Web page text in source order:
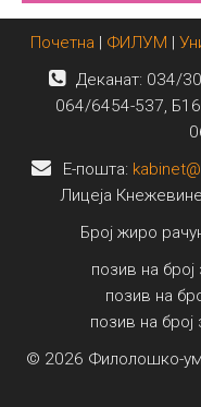
Почетна | ФИЛУМ |
Деканат: 034/
064/6454-537,
E-пошта:
Лицеја
Број жиро
позив на
позив на
позив на
© 2026 Филолошко-